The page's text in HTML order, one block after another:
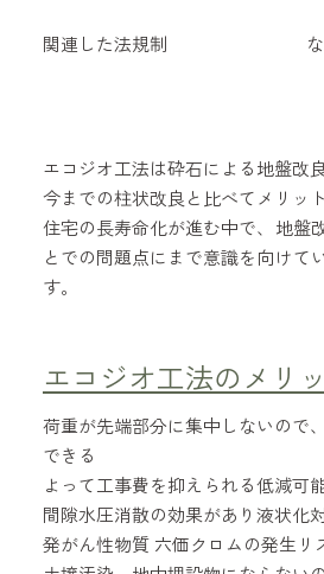
関連した法規制
エコジオ工法は砕石による地盤改
今までの柱状改良と比べてメリッ
住宅の長寿命化が進む中で、地盤
とでの問題点にまで意識を向けて
す。
エコジオ工法のメリ
荷重が先端部分に集中しないので
できる
よって工事費を抑えられる低減可
間隙水圧消散の効果があり液状化
発がん性物質 六価クロムの発生リ